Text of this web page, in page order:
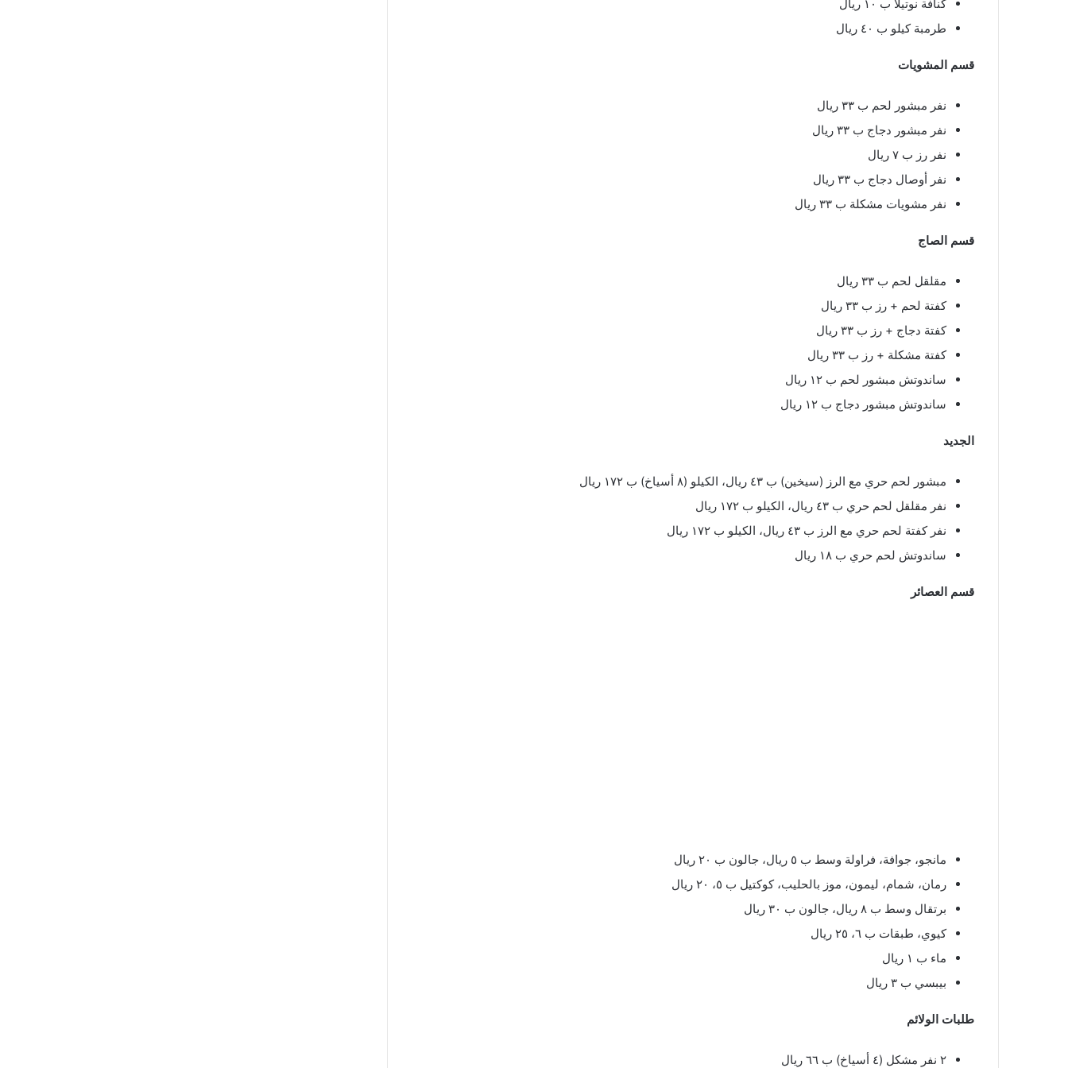
كنافة نوتيلا ب ١٠ ريال
طرمبة كيلو ب ٤٠ ريال
قسم المشويات
نفر مبشور لحم ب ٣٣ ريال
نفر مبشور دجاج ب ٣٣ ريال
نفر رز ب ٧ ريال
نفر أوصال دجاج ب ٣٣ ريال
نفر مشويات مشكلة ب ٣٣ ريال
قسم الصاج
مقلقل لحم ب ٣٣ ريال
كفتة لحم + رز ب ٣٣ ريال
كفتة دجاج + رز ب ٣٣ ريال
كفتة مشكلة + رز ب ٣٣ ريال
ساندوتش مبشور لحم ب ١٢ ريال
ساندوتش مبشور دجاج ب ١٢ ريال
الجديد
مبشور لحم حري مع الرز (سيخين) ب ٤٣ ريال، الكيلو (٨ أسياخ) ب ١٧٢ ريال
نفر مقلقل لحم حري ب ٤٣ ريال، الكيلو ب ١٧٢ ريال
نفر كفتة لحم حري مع الرز ب ٤٣ ريال، الكيلو ب ١٧٢ ريال
ساندوتش لحم حري ب ١٨ ريال
قسم العصائر
مانجو، جوافة، فراولة وسط ب ٥ ريال، جالون ب ٢٠ ريال
رمان، شمام، ليمون، موز بالحليب، كوكتيل ب ٥، ٢٠ ريال
برتقال وسط ب ٨ ريال، جالون ب ٣٠ ريال
كيوي، طبقات ب ٦، ٢٥ ريال
ماء ب ١ ريال
بيبسي ب ٣ ريال
طلبات الولائم
٢ نفر مشكل (٤ أسياخ) ب ٦٦ ريال